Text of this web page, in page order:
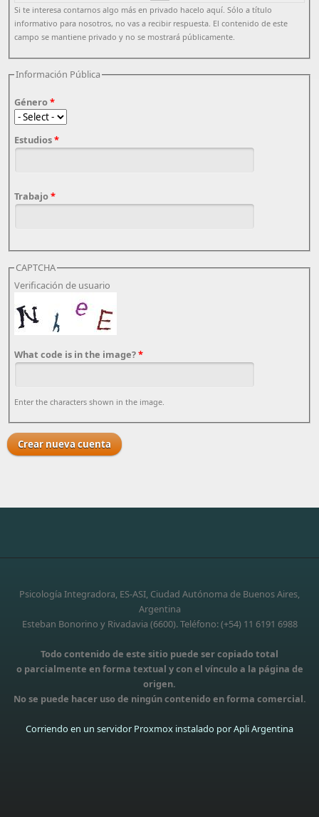
Si te interesa contarnos algo más en privado hacelo aquí. Sólo a título
informativo para nosotros, no vas a recibir respuesta. El contenido de este
campo se mantiene privado y no se mostrará públicamente.
Información Pública
Género*
Estudios*
Trabajo*
CAPTCHA
Verificación de usuario
What code is in the image?*
Enter the characters shown in the image.
Psicología Integradora, ES-ASI, Ciudad Autónoma de Buenos Aires,
Argentina
Esteban Bonorino y Rivadavia (6600). Teléfono: (+54) 11 6191 6988
Todo contenido de este sitio puede ser copiado total
o parcialmente en forma textual y con el vínculo a la página de
origen.
No se puede hacer uso de ningún contenido en forma comercial.
Corriendo en un servidor Proxmox instalado por Apli Argentina